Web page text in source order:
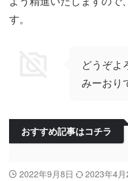
す。
どうぞよ
みーおり
おすすめ記事はコチラ
2022年9月8日 2023年4月